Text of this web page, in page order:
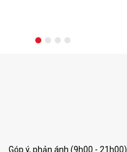
Góp ý, phản ánh (9h00 - 21h00)